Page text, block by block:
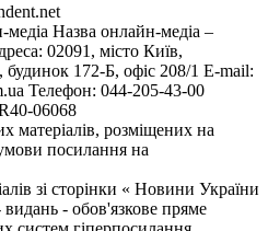
Назва онлайн-медіа –
02091, місто Київ,
172-Б, офіс 208/1 E-mail:
Телефон: 044-205-43-00
06068
матеріалів, розміщених на
посилання на
зі сторінки « Новини України
видань - обов'язкове пряме